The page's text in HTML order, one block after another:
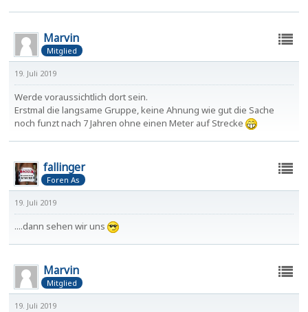
Marvin
Mitglied
19. Juli 2019
Werde voraussichtlich dort sein.
Erstmal die langsame Gruppe, keine Ahnung wie gut die Sache
noch funzt nach 7 Jahren ohne einen Meter auf Strecke
fallinger
Foren As
19. Juli 2019
....dann sehen wir uns
Marvin
Mitglied
19. Juli 2019